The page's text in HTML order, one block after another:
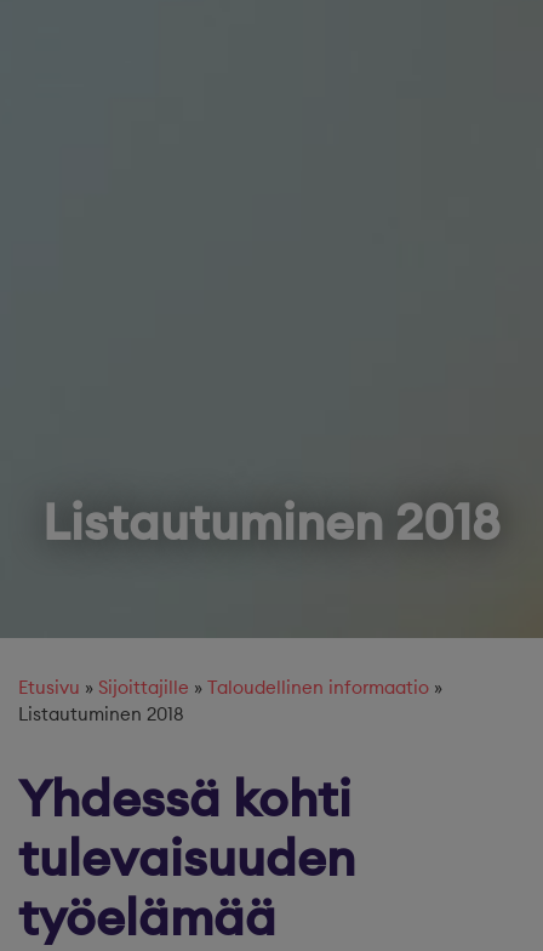
Listautuminen 2018
Etusivu » Sijoittajille » Taloudellinen informaatio »
Listautuminen 2018
Yhdessä kohti
tulevaisuuden
työelämää